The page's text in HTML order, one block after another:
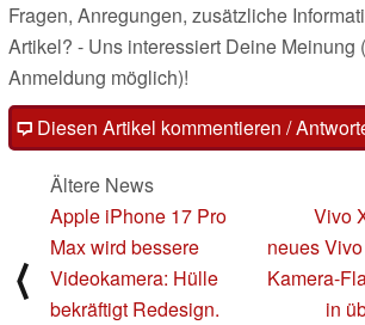
Fragen, Anregungen, zusätzliche
Artikel? - Uns interessiert Deine Meinung
Anmeldung möglich)!
Diesen Artikel kommentieren /
⟨
Ältere News
Apple iPhone 17 Pro
Max wird bessere
Videokamera: Hülle
bekräftigt Redesign.
Vivo
neues
Kamera-
in